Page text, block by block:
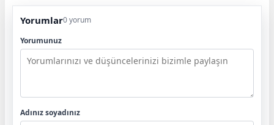
Yorumlar0 yorum
Yorumunuz
Adınız soyadınız